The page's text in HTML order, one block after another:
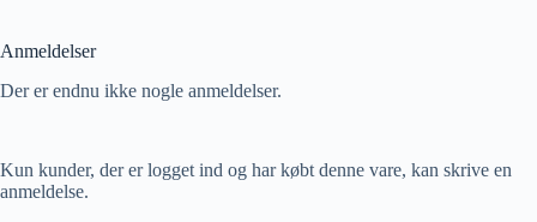
Anmeldelser
Der er endnu ikke nogle anmeldelser.
Kun kunder, der er logget ind og har købt denne vare, kan skrive en
anmeldelse.